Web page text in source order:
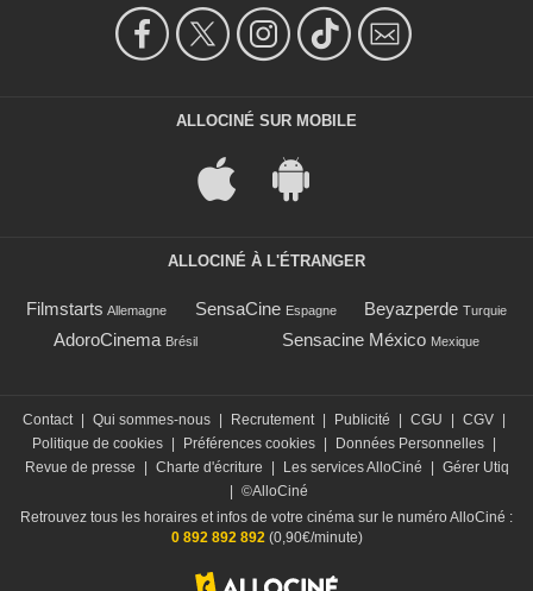
ALLOCINÉ SUR MOBILE
ALLOCINÉ À L'ÉTRANGER
Filmstarts Allemagne SensaCine Espagne Beyazperde Turquie
AdoroCinema Brésil Sensacine México Mexique
Contact | Qui sommes-nous | Recrutement | Publicité | CGU | CGV |
Politique de cookies | Préférences cookies | Données Personnelles |
Revue de presse
| Charte d'écriture | Les services AlloCiné | Gérer Utiq
| ©AlloCiné
Retrouvez tous les horaires et infos de votre cinéma sur le numéro AlloCiné :
0 892 892 892 (0,90€/minute)